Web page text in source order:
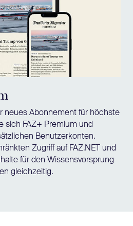
neues Abonnement für höchste
sich FAZ+ Premium und
Benutzerkonten.
Zugriff auf FAZ.NET und
für den Wissensvorsprung
gleichzeitig.